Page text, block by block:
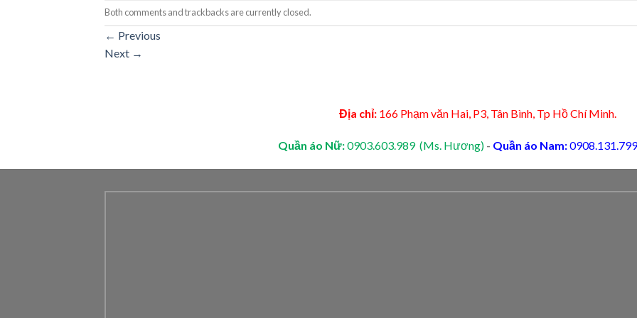
Both comments and trackbacks are currently closed.
← Previous
Next →
Địa chỉ: 166 Phạm văn Hai, P3, Tân Bình, Tp Hồ Chí Minh.
Quần áo Nữ:0903.603.989 (Ms. Hương) - Quần áo Nam: